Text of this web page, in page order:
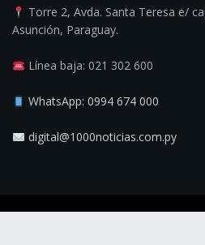
Torre 2, Avda. Santa Teresa e/
Asunción, Paraguay.
Línea baja: 021 302 600
WhatsApp: 0994 674 000
digital@1000noticias.com.py